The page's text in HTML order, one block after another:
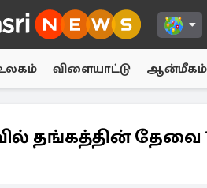
விளையாட்டு ஆன்மீகம்
தங்கத்தின் தேவை